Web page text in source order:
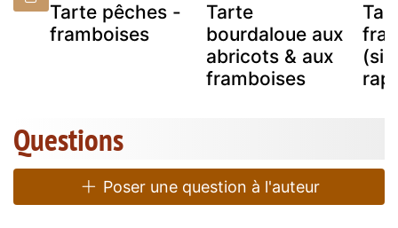
Tarte pêches -
framboises
Tarte
bourdaloue aux
abricots & aux
framboises
Questions
Poser une question à l'auteur